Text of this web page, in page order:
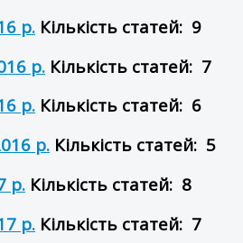
р. Кількість статей: 9
р. Кількість статей: 7
р. Кількість статей: 6
р. Кількість статей: 5
р. Кількість статей: 8
р. Кількість статей: 7